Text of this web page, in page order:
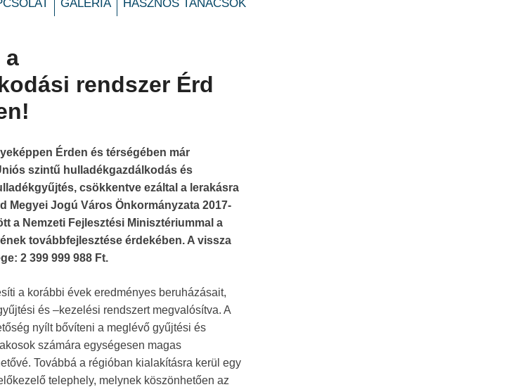
GALÉRIA HASZNOS TANÁCSOK
a
rendszer Érd
Érden és térségében már
szintű hulladékgazdálkodás és
csökkentve ezáltal a lerakásra
Megyei Jogú Város Önkormányzata2017-
a Nemzeti Fejlesztési Minisztériummal a
továbbfejlesztése érdekében. A vissza
2 399 999 988 Ft.
a korábbi évek eredményes beruházásait,
és –kezelési rendszert megvalósítva. A
nyílt bővíteni a meglévő gyűjtési és
számára egységesen magas
Továbbá a régióban kialakításra kerül egy
telephely, melynek köszönhetően az